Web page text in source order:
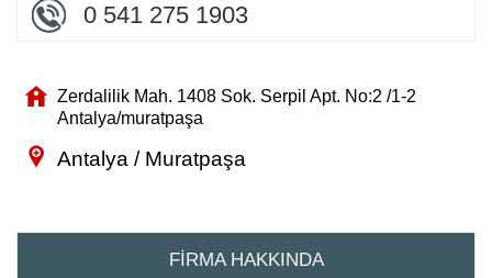
0 541 275 1903
Zerdalilik Mah. 1408 Sok. Serpil Apt. No:2 /1-2
Antalya/muratpaşa
Antalya / Muratpaşa
FİRMA HAKKINDA